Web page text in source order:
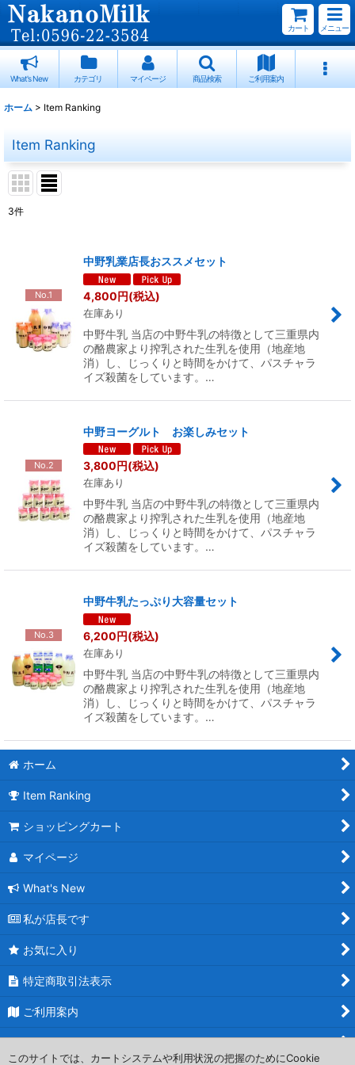
カート メニュー
What's New カテゴリ マイページ 商品検索 ご利用案内
ホーム > Item Ranking
Item Ranking
3件
No.1
中野乳業店長おススメセット
4,800円(税込)
在庫あり
中野牛乳 当店の中野牛乳の特徴として三重県内
の酪農家より搾乳された生乳を使用（地産地
消）し、じっくりと時間をかけて、パスチャラ
イズ殺菌をしています。…
No.2
中野ヨーグルト お楽しみセット
3,800円(税込)
在庫あり
中野牛乳 当店の中野牛乳の特徴として三重県内
の酪農家より搾乳された生乳を使用（地産地
消）し、じっくりと時間をかけて、パスチャラ
イズ殺菌をしています。…
No.3
中野牛乳たっぷり大容量セット
6,200円(税込)
在庫あり
中野牛乳 当店の中野牛乳の特徴として三重県内
の酪農家より搾乳された生乳を使用（地産地
消）し、じっくりと時間をかけて、パスチャラ
イズ殺菌をしています。…
ホーム
Item Ranking
ショッピングカート
マイページ
What's New
私が店長です
お気に入り
特定商取引法表示
ご利用案内
お問い合わせ
このサイトでは、カートシステムや利用状況の把握のためにCookie